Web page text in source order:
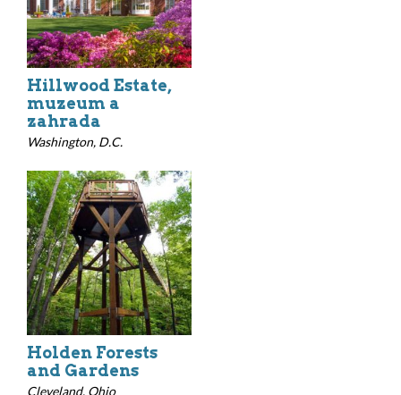
Hillwood Estate,
muzeum a
zahrada
Washington, D.C.
Holden Forests
and Gardens
Cleveland, Ohio